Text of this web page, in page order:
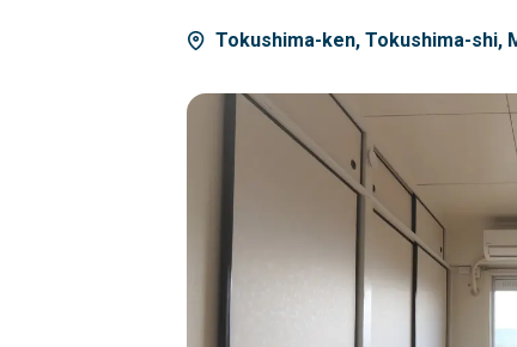
Tokushima-ken, Tokushima-shi,